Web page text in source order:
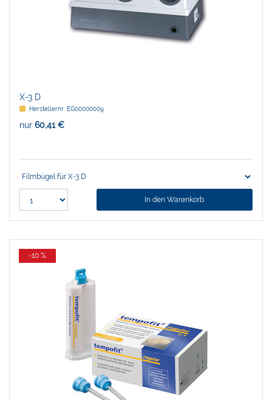
X-3 D
Herstellernr: EG00000009
nur 60,41 €
In den Warenkorb
-10 %